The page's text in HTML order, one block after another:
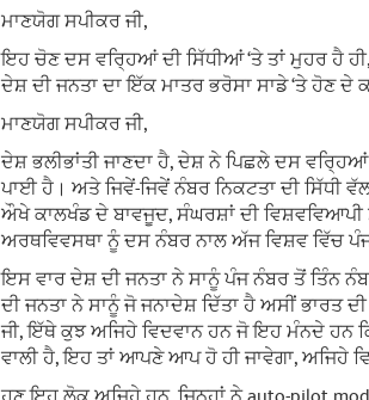
ਮਾਣਯੋਗ ਸਪੀਕਰ ਜੀ,
ਇਹ ਚੋਣ ਦਸ ਵਰ੍ਹਿਆਂ ਦੀ ਸਿੱਧੀਆਂ ‘ਤੇ ਤਾਂ ਮੁਹਰ ਹੈ
ਦੇਸ਼ ਦੀ ਜਨਤਾ ਦਾ ਇੱਕ ਮਾਤਰ ਭਰੋਸਾ ਸਾਡੇ ‘ਤੇ ਹੋਣ
ਮਾਣਯੋਗ ਸਪੀਕਰ ਜੀ,
ਦੇਸ਼ ਭਲੀਭਾਂਤੀ ਜਾਣਦਾ ਹੈ, ਦੇਸ਼ ਨੇ ਪਿਛਲੇ ਦਸ
ਪਾਈ ਹੈ। ਅਤੇ ਜਿਵੇਂ-ਜਿਵੇਂ ਨੰਬਰ ਨਿਕਟਤਾ ਦੀ
ਔਖੇ ਕਾਲਖੰਡ ਦੇ ਬਾਵਜੂਦ, ਸੰਘਰਸ਼ਾਂ ਦੀ
ਅਰਥਵਿਵਸਥਾ ਨੂੰ ਦਸ ਨੰਬਰ ਨਾਲ ਅੱਜ ਵਿਸ਼ਵ ਵਿੱਚ
ਇਸ ਵਾਰ ਦੇਸ਼ ਦੀ ਜਨਤਾ ਨੇ ਸਾਨੂੰ ਪੰਜ ਨੰਬਰ ਤੋਂ ਤਿੰਨ
ਦੀ ਜਨਤਾ ਨੇ ਸਾਨੂੰ ਜੋ ਜਨਾਦੇਸ਼ ਦਿੱਤਾ ਹੈ ਅਸੀਂ ਭਾਰਤ
ਜੀ, ਇੱਥੇ ਕੁਝ ਅਜਿਹੇ ਵਿਦਵਾਨ ਹਨ ਜੋ ਇਹ ਮੰਨਦੇ ਹਨ
ਵਾਲੀ ਹੈ, ਇਹ ਤਾਂ ਆਪਣੇ ਆਪ ਹੋ ਹੀ ਜਾਵੇਗਾ, ਅਜਿਹੇ